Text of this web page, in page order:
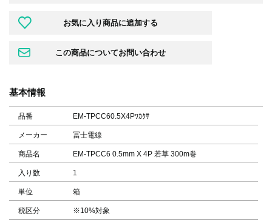
基本情報
品番 EM-TPCC60.5X4Pﾜｶｸｻ
メーカー 冨士電線
商品名 EM-TPCC6 0.5mm X 4P 若草 300m巻
入り数 1
単位 箱
税区分 ※10%対象